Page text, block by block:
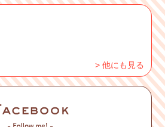
> 他にも見る